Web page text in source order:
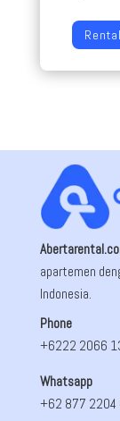
apartemen
Indonesia.
Phone
+6222 2066
Whatsapp
+62 877 2204